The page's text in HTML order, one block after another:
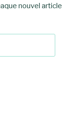
nouvel article